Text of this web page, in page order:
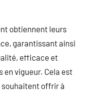
obtiennent leurs
garantissant ainsi
efficace et
vigueur. Cela est
souhaitent offrir à